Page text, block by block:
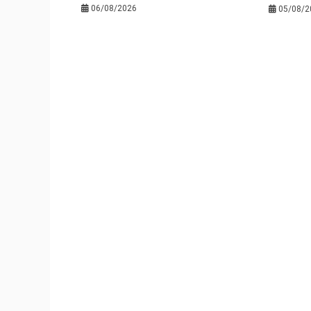
06/08/2026 05/08/